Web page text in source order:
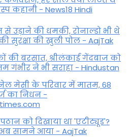
कहानी - News18 Hindi
उड़ाने की धमकी, रोनाल्डो भी थे
सुरक्षा की खुली पोल - AajTak
की बरसात, श्रीलंकाई गेंदबाज को
गंभीर ने भी सराहा - Hindustan
मेसी के परिवार में मातम, 68
का निधन -
को दिखाया था 'एटीट्यूड'?
सामने आया - AajTak